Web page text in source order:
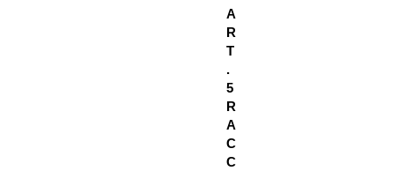
A
R
T
.
5
R
A
C
C